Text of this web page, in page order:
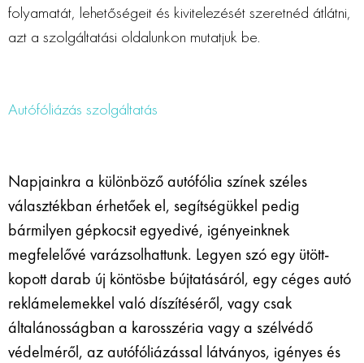
folyamatát, lehetőségeit és kivitelezését szeretnéd átlátni,
azt a szolgáltatási oldalunkon mutatjuk be.
Autófóliázás szolgáltatás
Napjainkra a különböző autófólia színek széles
választékban érhetőek el, segítségükkel pedig
bármilyen gépkocsit egyedivé, igényeinknek
megfelelővé varázsolhattunk. Legyen szó egy ütött-
kopott darab új köntösbe bújtatásáról, egy céges autó
reklámelemekkel való díszítéséről, vagy csak
általánosságban a karosszéria vagy a szélvédő
védelméről, az autófóliázással látványos, igényes és